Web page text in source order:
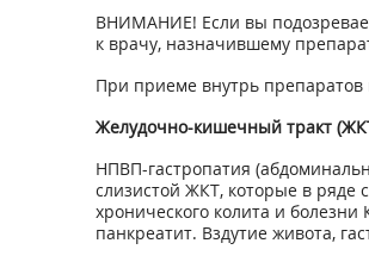
ВНИМАНИЕ! Если вы
к врачу, назначившему
При приеме внутрь
Желудочно-кишечный тракт
НПВП-гастропатия
слизистой ЖКТ, которые в ряде
хронического колита и
панкреатит. Вздутие живота,